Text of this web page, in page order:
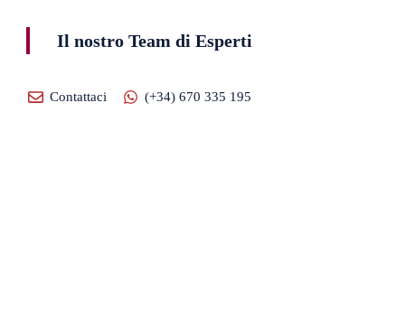
Il nostro Team di Esperti
Contattaci (+34) 670 335 195